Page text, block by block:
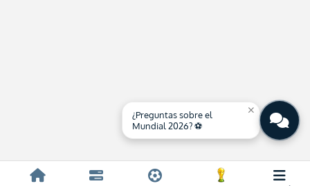
close
¿Preguntas sobre el
Mundial 2026? ⚽